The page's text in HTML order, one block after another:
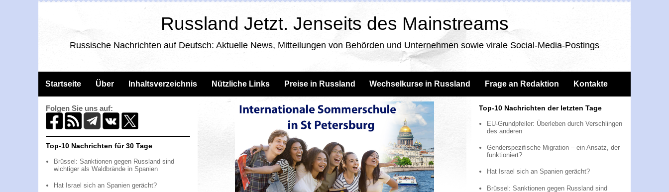
Russland Jetzt. Jenseits des Mainstreams
Russische Nachrichten auf Deutsch: Aktuelle News, Mitteilungen von Behörden und Unternehmen sowie virale Social-Media-Postings
Startseite Über Inhaltsverzeichnis Nützliche Links Preise in Russland Wechselkurse in Russland Frage an Redaktion Kontakte
Folgen Sie uns auf:
Top-10 Nachrichten für 30 Tage
Brüssel: Sanktionen gegen Russland sind
wichtiger als Waldbrände in Spanien
Hat Israel sich an Spanien gerächt?
Top-10 Nachrichten der letzten Tage
EU-Grundpfeiler: Überleben durch Verschlingen
des anderen
Genderspezifische Migration – ein Ansatz, der
funktioniert?
Hat Israel sich an Spanien gerächt?
Brüssel: Sanktionen gegen Russland sind